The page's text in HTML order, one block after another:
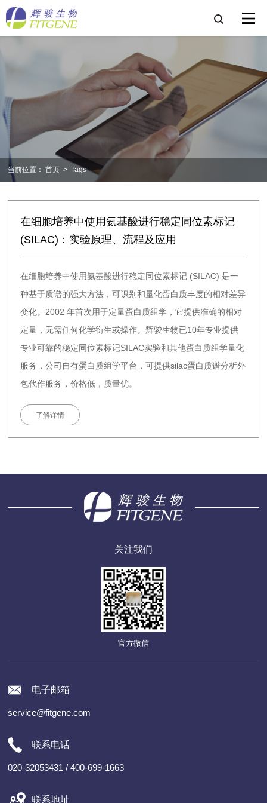
当前位置： 首页 > Tags
在细胞培养中使用氨基酸进行稳定同位素标记
(SILAC)：实验原理、流程及应用
在细胞培养中使用氨基酸进行稳定同位素标记 (SILAC) 是一
种基于质谱的强大方法，可识别和量化蛋白质丰度的相对差异
变化。2002 年首次用于定量蛋白质组学，它提供准确的相对
定量，无需任何化学衍生或操作。辉骏生物已10年专业提供
专业可靠的稳定同位素标记SILAC实验和其他蛋白质组学量化
服务，公司自有蛋白质组学平台，可提供silac蛋白质谱分析外
包代作服务，价格低，质量优。
了解详情
关注我们
官方微信
电子邮箱
service@fitgene.com
联系电话
020-32053431 / 400-699-1663
联系地址